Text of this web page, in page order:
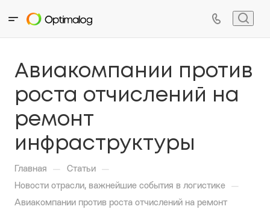
Авиакомпании против
роста отчислений на
ремонт
инфраструктуры
Главная — Статьи —
Новости отрасли, важнейшие события в логистике —
Авиакомпании против роста отчислений на ремонт